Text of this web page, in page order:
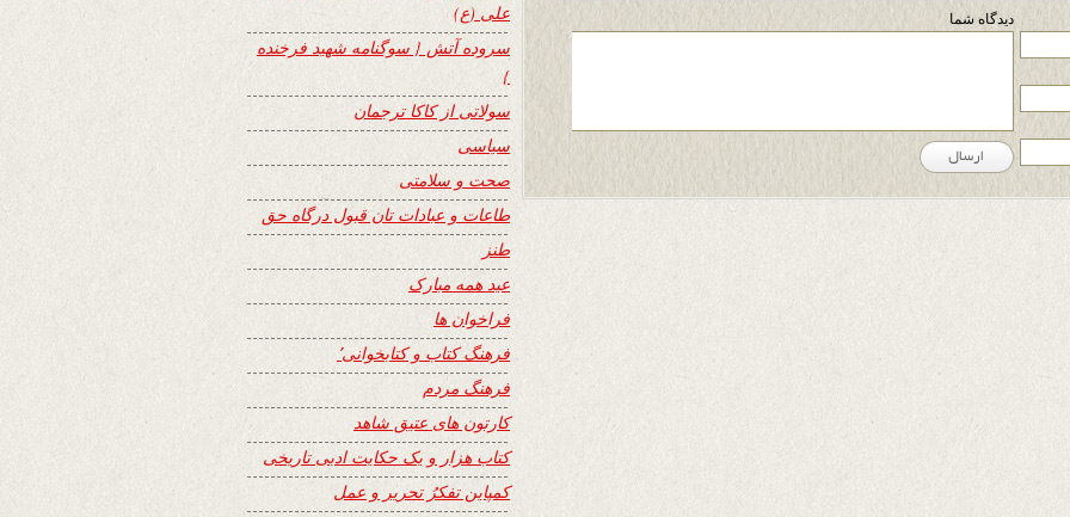
دیدگاه شما
علی (ع)
سروده آتش { سوگنامه شهید فرخنده
}
سولاتی از کاکا ترجمان
سیاسی
صحت و سلامتی
طاعات و عبادات تان قبول درگاه حق
طنز
عید همه مبارک
فراخوان ها
فرهنگ کتاب و کتابخوانی٬
فرهنگ مردم
کارتون های عتیق شاهد
کتاب هزار و یک حکایت ادبی تاریخی
کمپاین تفکرُ تحریر و عمل